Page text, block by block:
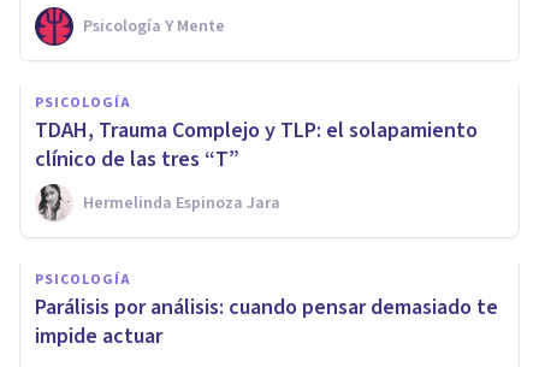
Psicología Y Mente
PSICOLOGÍA
TDAH, Trauma Complejo y TLP: el solapamiento
clínico de las tres “T”
Hermelinda Espinoza Jara
PSICOLOGÍA
Parálisis por análisis: cuando pensar demasiado te
impide actuar